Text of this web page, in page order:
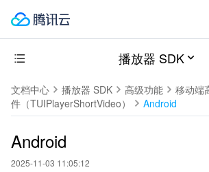
播放器 SDK
文档中心 播放器 SDK 高级功能 移动端
件（TUIPlayerShortVideo）
Android
Android
2025-11-03 11:05:12